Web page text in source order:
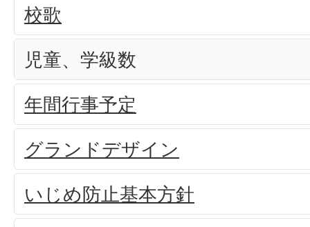
校歌
児童、学級数
年間行事予定
グランドデザイン
いじめ防止基本方針